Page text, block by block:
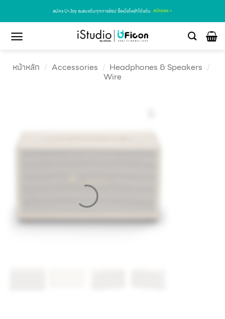
สมัคร U•Joy สะสมแต้มทุกการช้อป ซื้อเมื่อไหร่ก็ได้แต้ม สมัครเลย >
หน้าหลัก / Accessories / Headphones & Speakers /
Wire